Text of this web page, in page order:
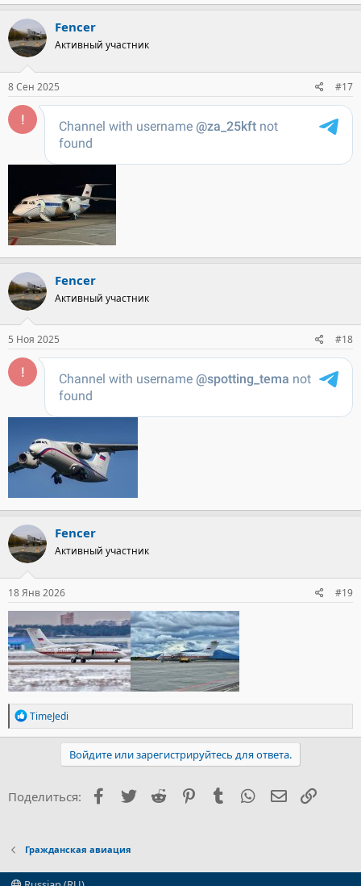
Fencer
Активный участник
8 Сен 2025 #17
Fencer
Активный участник
5 Ноя 2025 #18
Fencer
Активный участник
18 Янв 2026 #19
Р
е
а
и
:
TimeJedi
Войдите или зарегистрируйтесь для ответа.
Поделиться: Facebook
Twitter Reddit PinterestTumblr WhatsApp
Гражданская авиация